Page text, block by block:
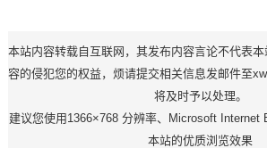
本站内容转载自互联网，其发布内容言论不代表
容的侵犯您的权益，烦请提交相关信息发邮件至
将及时予以处理。
建议您使用1366×768 分辨率、Microsoft Internet
本站的优质浏览效果